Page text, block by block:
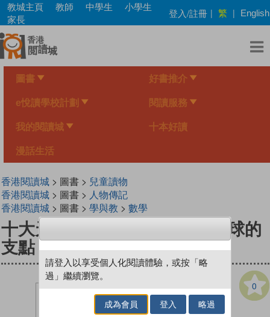
Skip
main
content
教城主頁 教師 中學生
小學生
家長
登入/註冊 | 繁 | English
圖書 好書推介
e悅讀學校計劃 閱讀服務
我的閱讀城 十本好讀
漫話生活
香港閱讀城> 圖書 > 兒童讀物
香港閱讀城> 圖書 > 人物傳記
香港閱讀城> 圖書 > 學與教 > 數學
十大天才──阿基米德和撬動地球的
支點
0
請登入以享受個人化閱讀體驗，或按「略
過」繼續瀏覽。
成為會員 登入 略過